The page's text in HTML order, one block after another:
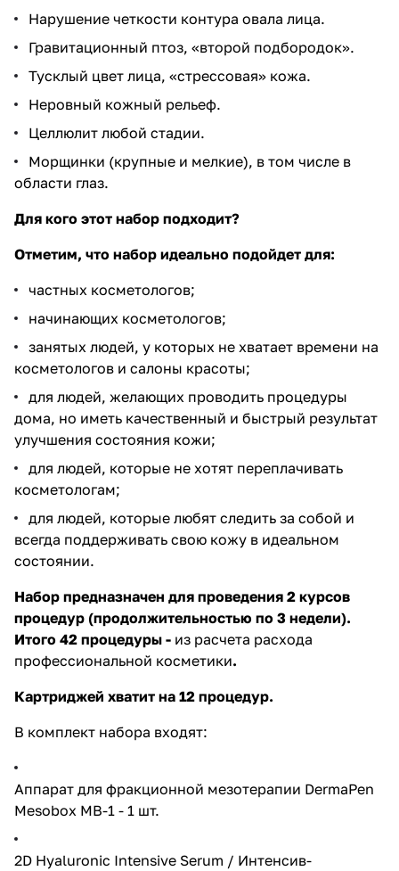
Нарушение четкости контура овала лица.
Гравитационный птоз, «второй подбородок».
Тусклый цвет лица, «стрессовая» кожа.
Неровный кожный рельеф.
Целлюлит любой стадии.
​Морщинки (крупные и мелкие), в том числе в
области глаз.
Для кого этот набор подходит?
Отметим, что набор идеально подойдет для:
частных косметологов;
начинающих косметологов;
занятых людей, у которых не хватает времени на
косметологов и салоны красоты;
​для людей, желающих проводить процедуры
дома, но иметь качественный и быстрый результат
улучшения состояния кожи;
​для людей, которые не хотят переплачивать
косметологам​;
​для людей, которые любят следить за собой и
всегда поддерживать свою кожу в идеальном
состоянии.
Набор предназначен для проведения 2 курсов
процедур (продолжительностью по 3 недели).
Итого 42 процедуры - из расчета расхода
профессиональной косметики.
Картриджей хватит на 12 процедур.
В комплект набора входят:
Аппарат для фракционной мезотерапии DermaPen
Mesobox MB-1 - 1 шт.
2D Hyaluronic Intensive Serum / Интенсив-